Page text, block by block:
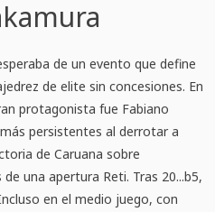
de un evento que define
de elite sin concesiones. En
protagonista fue Fabiano
persistentes al derrotar a
de Caruana sobre
una apertura Reti. Tras 20...b5,
en el medio juego, con